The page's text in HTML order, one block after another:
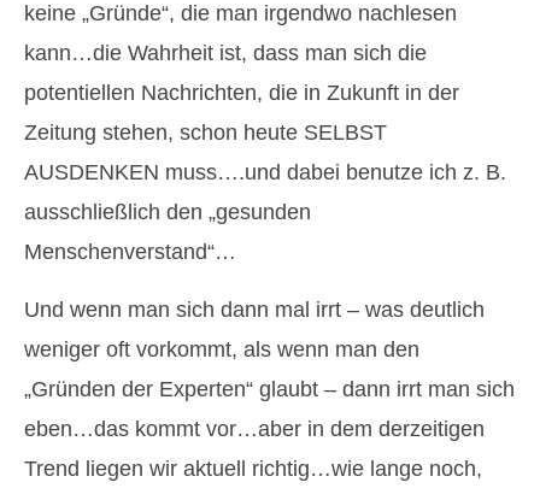
keine „Gründe“, die man irgendwo nachlesen
kann…die Wahrheit ist, dass man sich die
potentiellen Nachrichten, die in Zukunft in der
Zeitung stehen, schon heute SELBST
AUSDENKEN muss….und dabei benutze ich z. B.
ausschließlich den „gesunden
Menschenverstand“…
Und wenn man sich dann mal irrt – was deutlich
weniger oft vorkommt, als wenn man den
„Gründen der Experten“ glaubt – dann irrt man sich
eben…das kommt vor…aber in dem derzeitigen
Trend liegen wir aktuell richtig…wie lange noch,